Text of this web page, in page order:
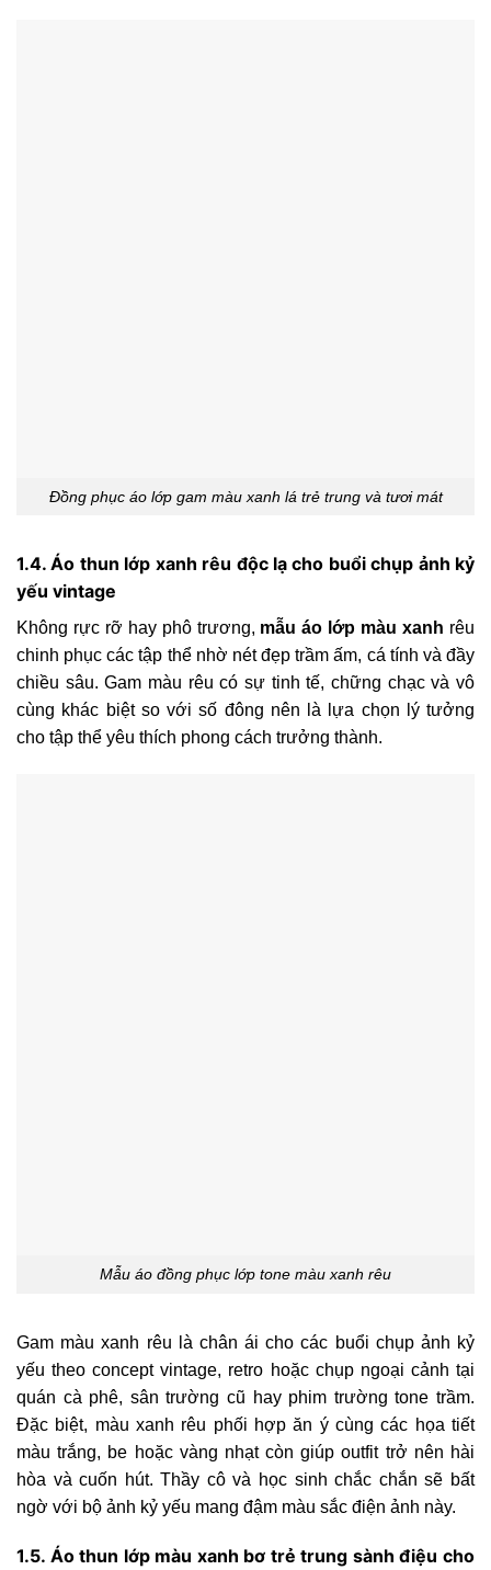
Đồng phục áo lớp gam màu xanh lá trẻ trung và tươi mát
1.4. Áo thun lớp xanh rêu độc lạ cho buổi chụp ảnh kỷ
yếu vintage
Không rực rỡ hay phô trương, mẫu áo lớp màu xanh rêu
chinh phục các tập thể nhờ nét đẹp trầm ấm, cá tính và đầy
chiều sâu. Gam màu rêu có sự tinh tế, chững chạc và vô
cùng khác biệt so với số đông nên là lựa chọn lý tưởng
cho tập thể yêu thích phong cách trưởng thành.
Mẫu áo đồng phục lớp tone màu xanh rêu
Gam màu xanh rêu là chân ái cho các buổi chụp ảnh kỷ
yếu theo concept vintage, retro hoặc chụp ngoại cảnh tại
quán cà phê, sân trường cũ hay phim trường tone trầm.
Đặc biệt, màu xanh rêu phối hợp ăn ý cùng các họa tiết
màu trắng, be hoặc vàng nhạt còn giúp outfit trở nên hài
hòa và cuốn hút. Thầy cô và học sinh chắc chắn sẽ bất
ngờ với bộ ảnh kỷ yếu mang đậm màu sắc điện ảnh này.
1.5. Áo thun lớp màu xanh bơ trẻ trung sành điệu cho